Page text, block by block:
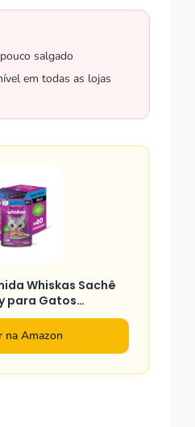
salgado
em todas as lojas
Whiskas Sachê
para Gatos…
na Amazon